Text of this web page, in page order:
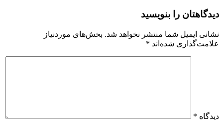
دیدگاهتان را بنویسید
نشانی ایمیل شما منتشر نخواهد شد. بخش‌های موردنیاز
علامت‌گذاری شده‌اند *
دیدگاه *